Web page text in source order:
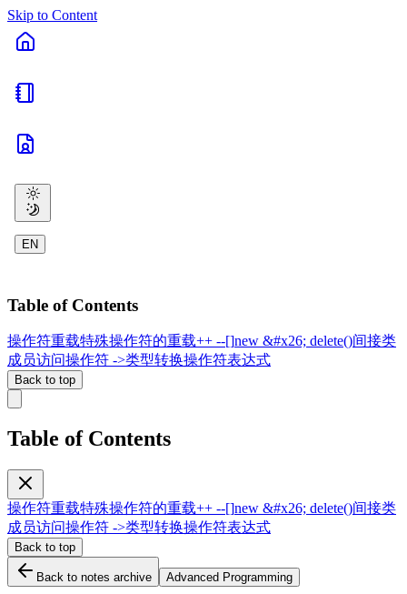
Skip to Content
EN
Table of Contents
操作符重载特殊操作符的重载++ --[]new &#x26; delete()间接类
成员访问操作符 ->类型转换操作符表达式
Back to top
Table of Contents
操作符重载特殊操作符的重载++ --[]new &#x26; delete()间接类
成员访问操作符 ->类型转换操作符表达式
Back to top
Back to notes archive Advanced Programming